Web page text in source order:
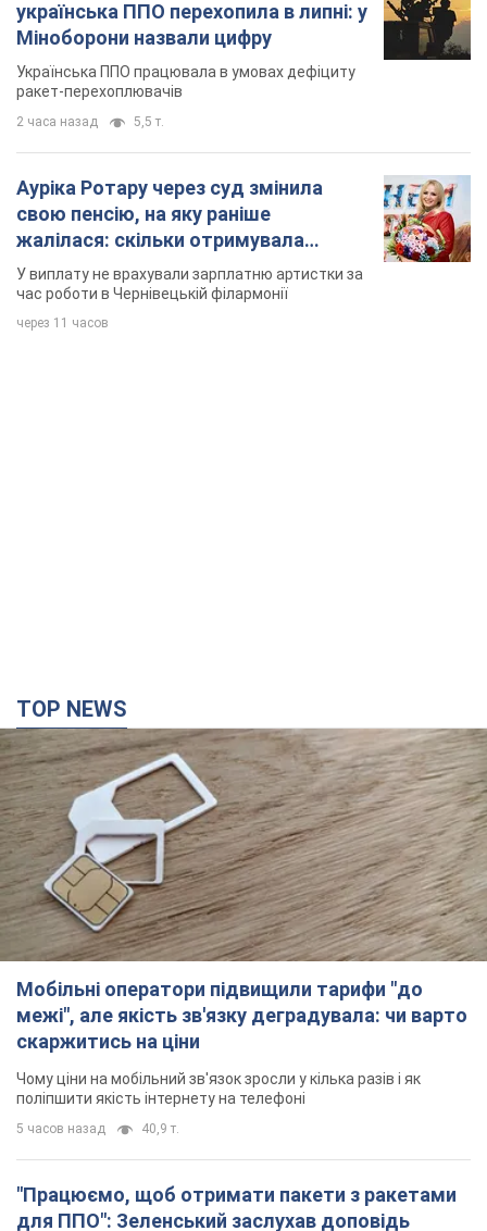
через 11 часов
межі", але якість зв'язку деградувала: чи варто
скаржитись на ціни
Чому ціни на мобільний зв'язок зросли у кілька разів і як
поліпшити якість інтернету на телефоні
5 часов назад 40,9 т.
"Працюємо, щоб отримати пакети з ракетами
для ППО": Зеленський заслухав доповідь
Драпатого і анонсував нові кроки
Зокрема, він обговорив з головкомом кадрові питання в
українській армії
2 часа назад
В окупованій Ялті прогриміли потужні вибухи:
валить чорний дим. Фото і відео
4 часа назад